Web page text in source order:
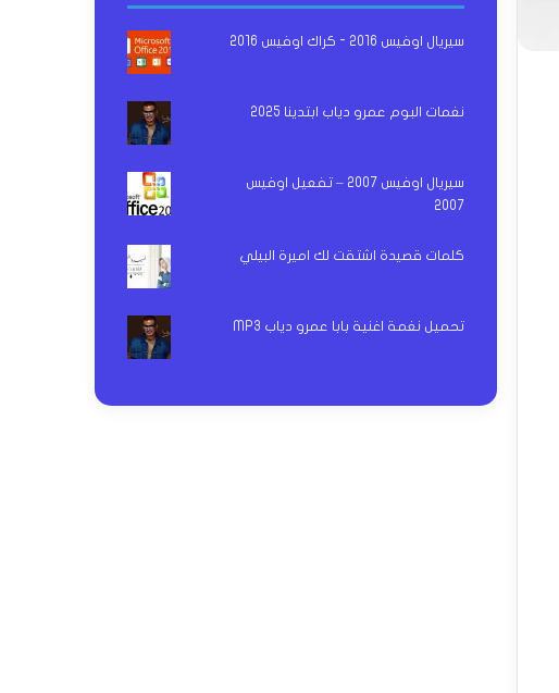
سيريال اوفيس 2016 - كراك اوفيس 2016
نغمات البوم عمرو دياب ابتدينا 2025
سيريال اوفيس 2007 – تفعيل اوفيس
2007
كلمات قصيدة اشتقت لك اميرة البيلي
تحميل نغمة اغنية بابا عمرو دياب MP3